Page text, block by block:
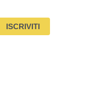
ISCRIVITI